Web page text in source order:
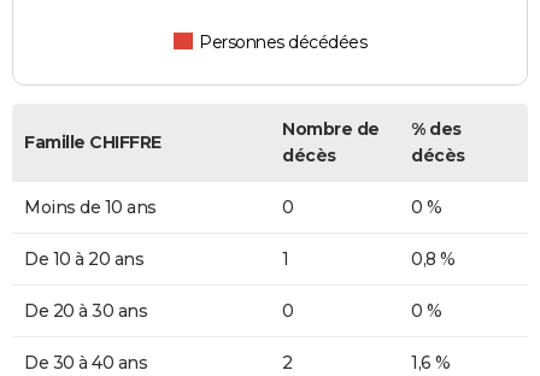
Personnes décédées
Famille CHIFFRE
Nombre de
décès
% des
décès
Moins de 10 ans 0 0 %
De 10 à 20 ans 1 0,8 %
De 20 à 30 ans 0 0 %
De 30 à 40 ans 2 1,6 %